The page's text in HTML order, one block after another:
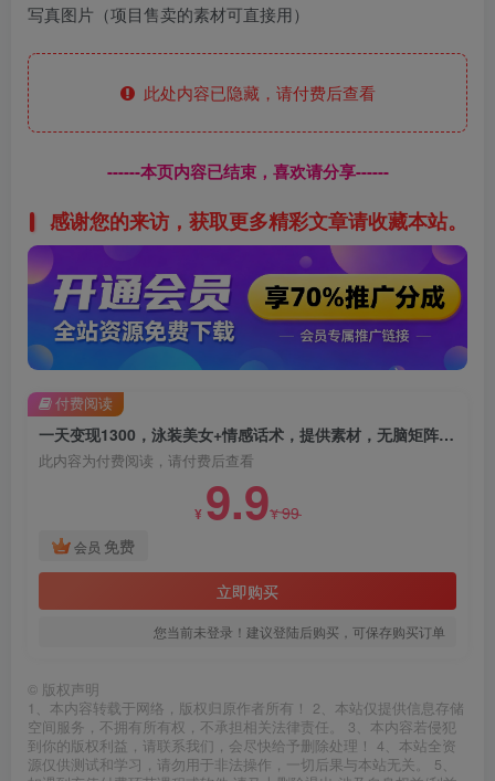
写真图片（项目售卖的素材可直接用）
此处内容已隐藏，请付费后查看
------本页内容已结束，喜欢请分享------
感谢您的来访，获取更多精彩文章请收藏本站。
一天变现1300，泳装美女+情感话术，提供素材，无脑矩阵操作【揭秘】
此内容为付费阅读，请付费后查看
¥ 9.9¥99
会员 免费
立即购买
您当前未登录！建议登陆后购买，可保存购买订单
付费阅读
© 版权声明
1、本内容转载于网络，版权归原作者所有！ 2、本站仅提供信息存储
空间服务，不拥有所有权，不承担相关法律责任。 3、本内容若侵犯
到你的版权利益，请联系我们，会尽快给予删除处理！ 4、本站全资
源仅供测试和学习，请勿用于非法操作，一切后果与本站无关。 5、